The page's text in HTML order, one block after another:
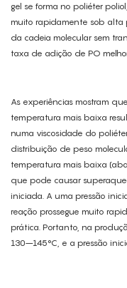
gel se forma no poliéter
muito rapidamente sob alta
da cadeia molecular sem
taxa de adição de PO
As experiências mostram
temperatura mais baixa
numa viscosidade do
distribuição de peso
temperatura mais baixa
que pode causar
iniciada. A uma pressão
reação prossegue muito
prática. Portanto, na
130–145°C, e a pressão